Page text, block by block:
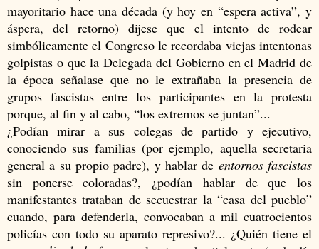
mayoritario hace una década (y hoy en “espera activa”, y
áspera, del retorno) dijese que el intento de rodear
simbólicamente el Congreso le recordaba viejas intentonas
golpistas o que la Delegada del Gobierno en el Madrid de
la época señalase que no le extrañaba la presencia de
grupos fascistas entre los participantes en la protesta
porque, al fin y al cabo, “los extremos se juntan”...
¿Podían mirar a sus colegas de partido y ejecutivo,
conociendo sus familias (por ejemplo, aquella secretaria
general a su propio padre), y hablar de entornos fascistas
sin ponerse coloradas?, ¿podían hablar de que los
manifestantes trataban de secuestrar la “casa del pueblo”
cuando, para defenderla, convocaban a mil cuatrocientos
policías con todo su aparato represivo?... ¿Quién tiene el